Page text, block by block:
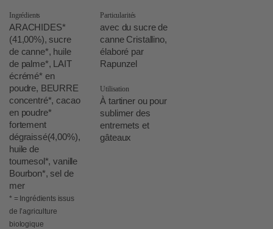
Ingrédients
ARACHIDES*
(41,00%), sucre
de canne*, huile
de palme*, LAIT
écrémé* en
poudre, BEURRE
concentré*, cacao
en poudre*
fortement
dégraissé(4,00%),
huile de
tournesol*, vanille
Bourbon*, sel de
mer
* = Ingrédients issus
de l’agriculture
biologique
Particularités
avec du sucre de
canne Cristallino,
élaboré par
Rapunzel
Utilisation
À tartiner ou pour
sublimer des
entremets et
gâteaux